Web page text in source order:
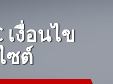
เงื่อนไข
ซต์